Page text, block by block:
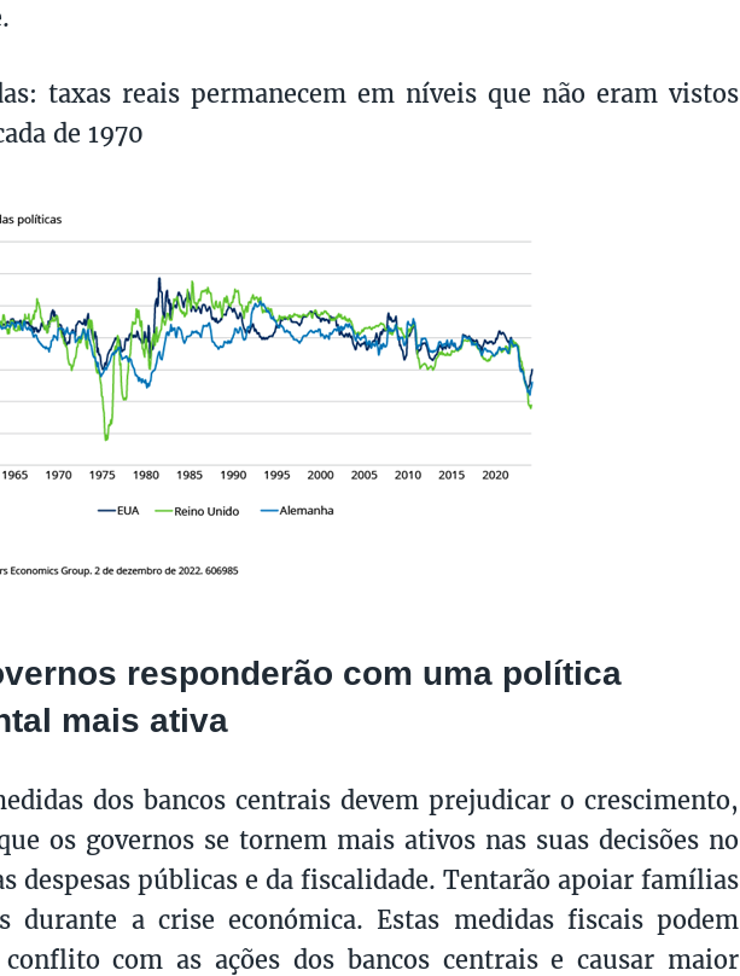
taxas reais permanecem em níveis que não eram vistos
de 1970
responderão com uma política
mais ativa
dos bancos centrais devem prejudicar o crescimento,
os governos se tornem mais ativos nas suas decisões no
despesas públicas e da fiscalidade. Tentarão apoiar famílias
durante a crise económica. Estas medidas fiscais podem
com as ações dos bancos centrais e causar maior